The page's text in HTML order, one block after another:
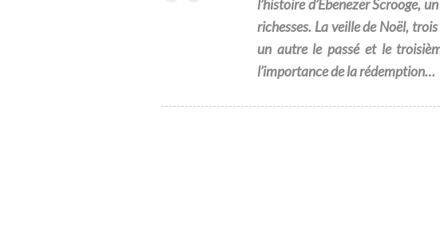
l’histoire d’Ebenezer Scrooge,
richesses. La veille de Noël,
un autre le passé et le
l’importance de la rédemption…